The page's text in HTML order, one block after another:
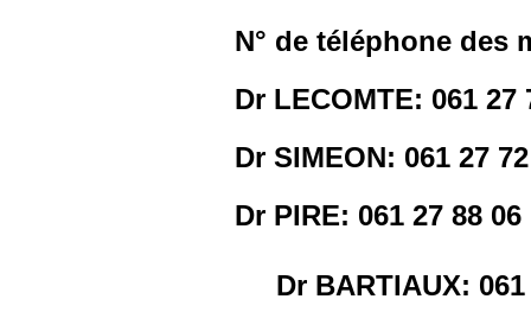
N° de téléphone des
Dr LECOMTE: 061 27
Dr SIMEON: 061 27
Dr PIRE: 061 27 88 06
Dr BARTIAUX: